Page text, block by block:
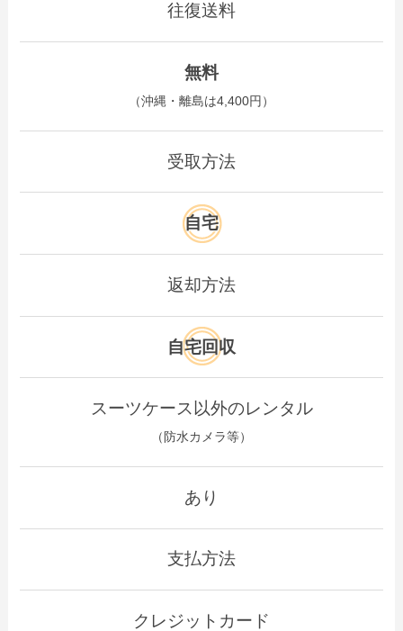
往復送料
無料
（沖縄・離島は4,400円）
受取方法
自宅
返却方法
自宅回収
スーツケース以外のレンタル
（防水カメラ等）
あり
支払方法
クレジットカード